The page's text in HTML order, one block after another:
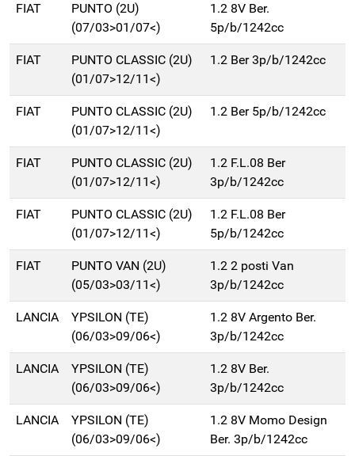
FIAT
PUNTO (2U)
(07/03>01/07<)
1.2 8V Ber.
5p/b/1242cc
FIAT
PUNTO CLASSIC (2U)
(01/07>12/11<)
1.2 Ber 3p/b/1242cc
FIAT
PUNTO CLASSIC (2U)
(01/07>12/11<)
1.2 Ber 5p/b/1242cc
FIAT
PUNTO CLASSIC (2U)
(01/07>12/11<)
1.2 F.L.08 Ber
3p/b/1242cc
FIAT
PUNTO CLASSIC (2U)
(01/07>12/11<)
1.2 F.L.08 Ber
5p/b/1242cc
FIAT
PUNTO VAN (2U)
(05/03>03/11<)
1.2 2 posti Van
3p/b/1242cc
LANCIA
YPSILON (TE)
(06/03>09/06<)
1.2 8V Argento Ber.
3p/b/1242cc
LANCIA
YPSILON (TE)
(06/03>09/06<)
1.2 8V Ber.
3p/b/1242cc
LANCIA
YPSILON (TE)
(06/03>09/06<)
1.2 8V Momo Design
Ber. 3p/b/1242cc